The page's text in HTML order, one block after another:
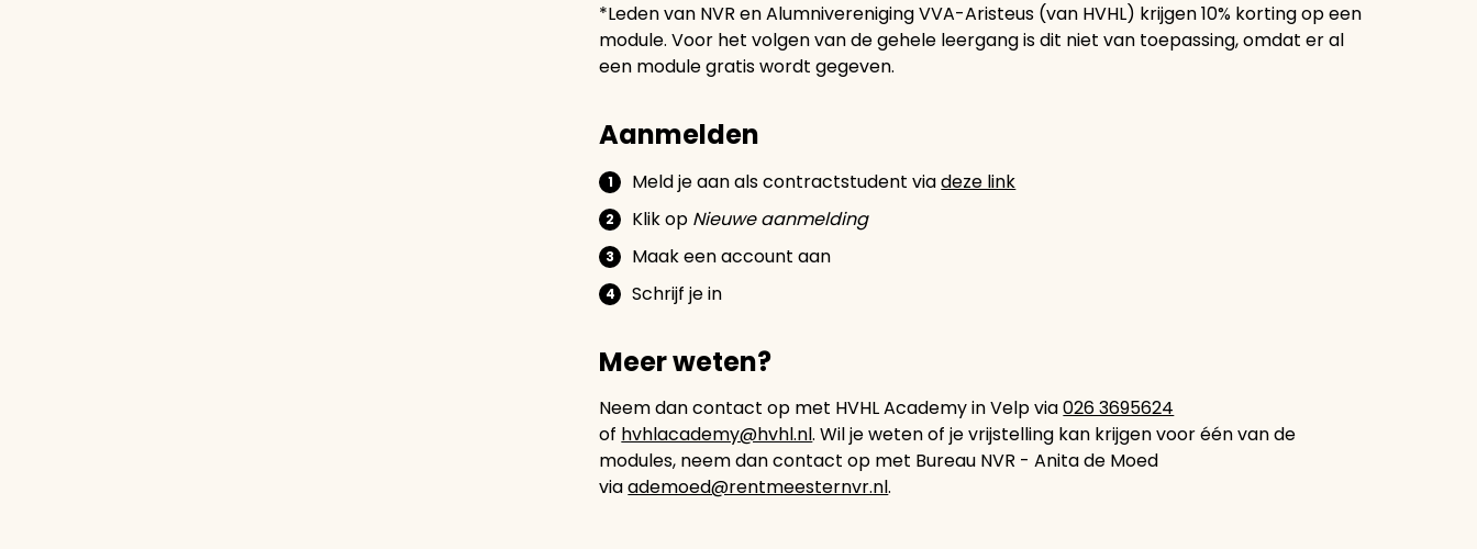
*Leden van NVR en Alumnivereniging VVA-Aristeus (van HVHL) krijgen 10% korting op een
module. Voor het volgen van de gehele leergang is dit niet van toepassing, omdat er al
een module gratis wordt gegeven.
Aanmelden
Meld je aan als contractstudent viadeze link
Klik op Nieuwe aanmelding
Maak een account aan
Schrijf je in
Meer weten?
Neem dan contact op met HVHL Academy in Velp via026 3695624
of hvhlacademy@hvhl.nl. Wil je weten of je vrijstelling kan krijgen voor één van de
modules, neem dan contact op met Bureau NVR - Anita de Moed
viaademoed@rentmeesternvr.nl.